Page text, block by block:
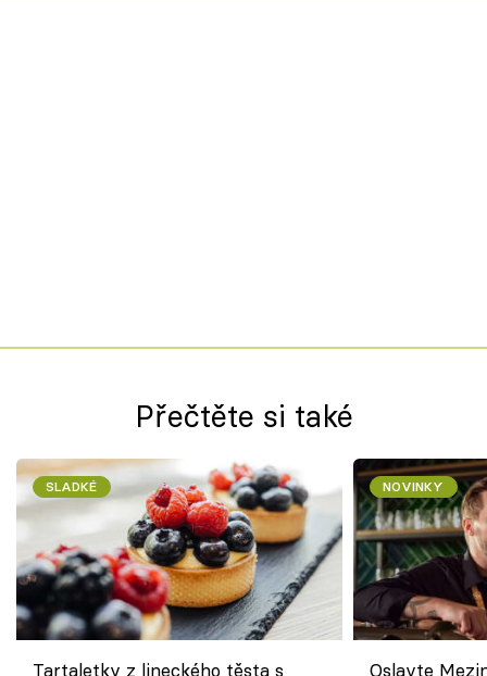
Přečtěte si také
SLADKÉ
Tartaletky z lineckého těsta s
NOVINKY
Oslavte